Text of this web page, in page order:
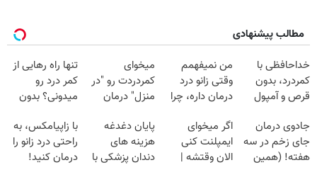
مطالب پیشنهادی
خداحافظی با
کمردرد، بدون
قرص و آمپول
من نمیفهمم
وقتی زانو درد
درمان داره، چرا
تحمل میکنی؟❗
میخوای
کمردردت رو "در
منزل" درمان
◂پرسش‌نامه)
تنها راه رهایی از
کمر درد رو
میدونی؟ بدون
(◂پرسش‌نامه)
جادوی درمان
جای زخم در سه
هفته! (همین
اگر میخوای
ایمپلنت کنی
الان وقتشه |
پایان دغدغه
هزینه های
دندان پزشکی با
با زاپیامکس، به
راحتی درد زانو را
درمان کنید!